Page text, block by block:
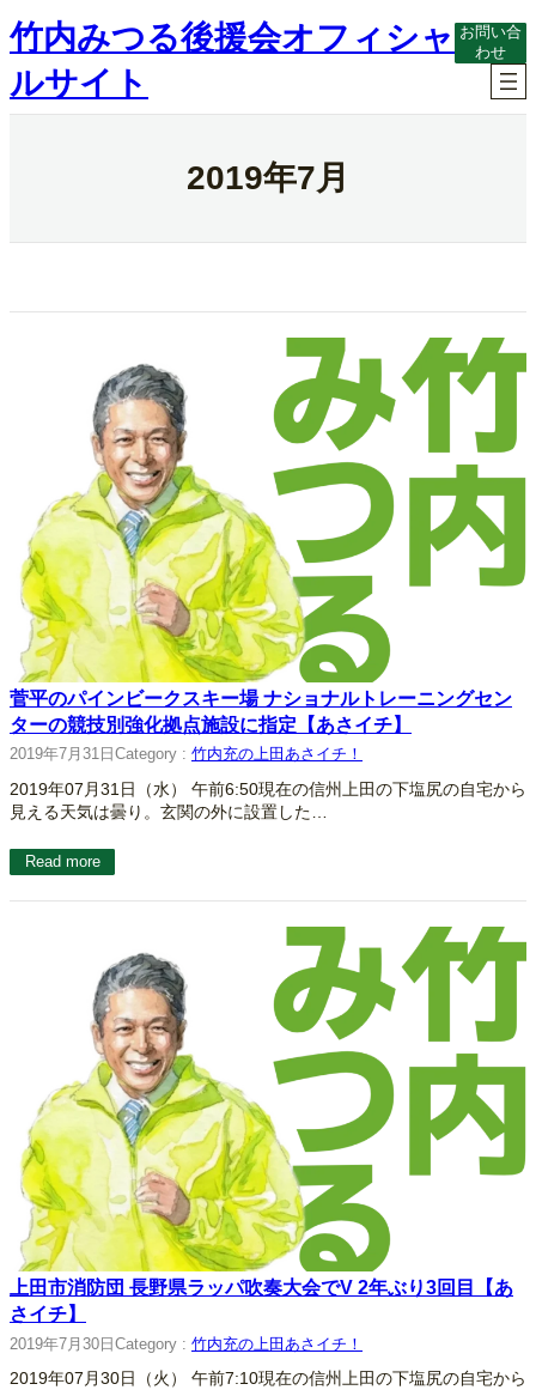
内
容
ス
キ
竹内みつる後援会オフィシャ
ルサイト
お問い合
わせ
2019年7月
菅平のパインビークスキー場 ナショナルトレーニングセン
ターの競技別強化拠点施設に指定【あさイチ】
2019年7月31日 Category : 竹内充の上田あさイチ！
2019年07月31日（水） 午前6:50現在の信州上田の下塩尻の自宅から
見える天気は曇り。玄関の外に設置した…
Read more
上田市消防団 長野県ラッパ吹奏大会でV 2年ぶり3回目【あ
さイチ】
2019年7月30日 Category : 竹内充の上田あさイチ！
2019年07月30日（火） 午前7:10現在の信州上田の下塩尻の自宅から